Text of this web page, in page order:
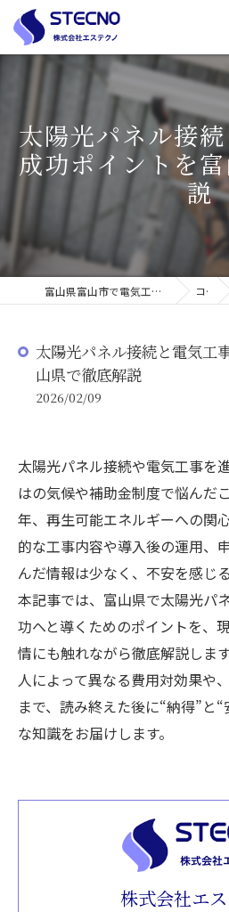
太陽光パネル接
成功ポイントを
説
富山県富山市で電気工事の求人なら株式会社エステクノ コラム
太陽光パネル接続と電気工
山県で徹底解説
2026/02/09
太陽光パネル接続や電気工事を
はの気候や補助金制度で悩んだ
年、再生可能エネルギーへの関
的な工事内容や導入後の運用、
んだ情報は少なく、不安を感じ
本記事では、富山県で太陽光パ
功へと導くためのポイントを、
情にも触れながら徹底解説しま
人によって異なる費用対効果や
まで、読み終えた後に“納得”と
な知識をお届けします。
株式会社エ